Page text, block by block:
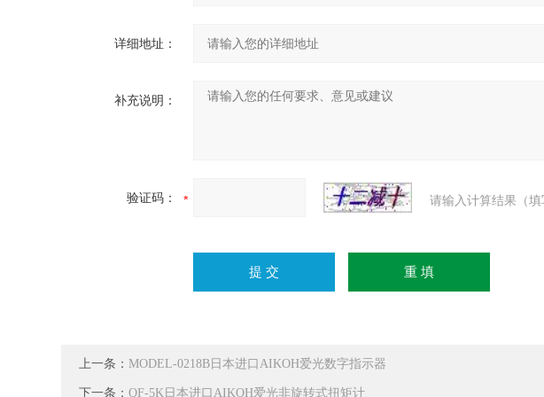
详细地址：
补充说明：
验证码： 请输入计算结果（
上一条： MODEL-0218B日本进口AIKOH爱光数字指示器
下一条：QF-5K日本进口AIKOH爱光非旋转式扭矩计